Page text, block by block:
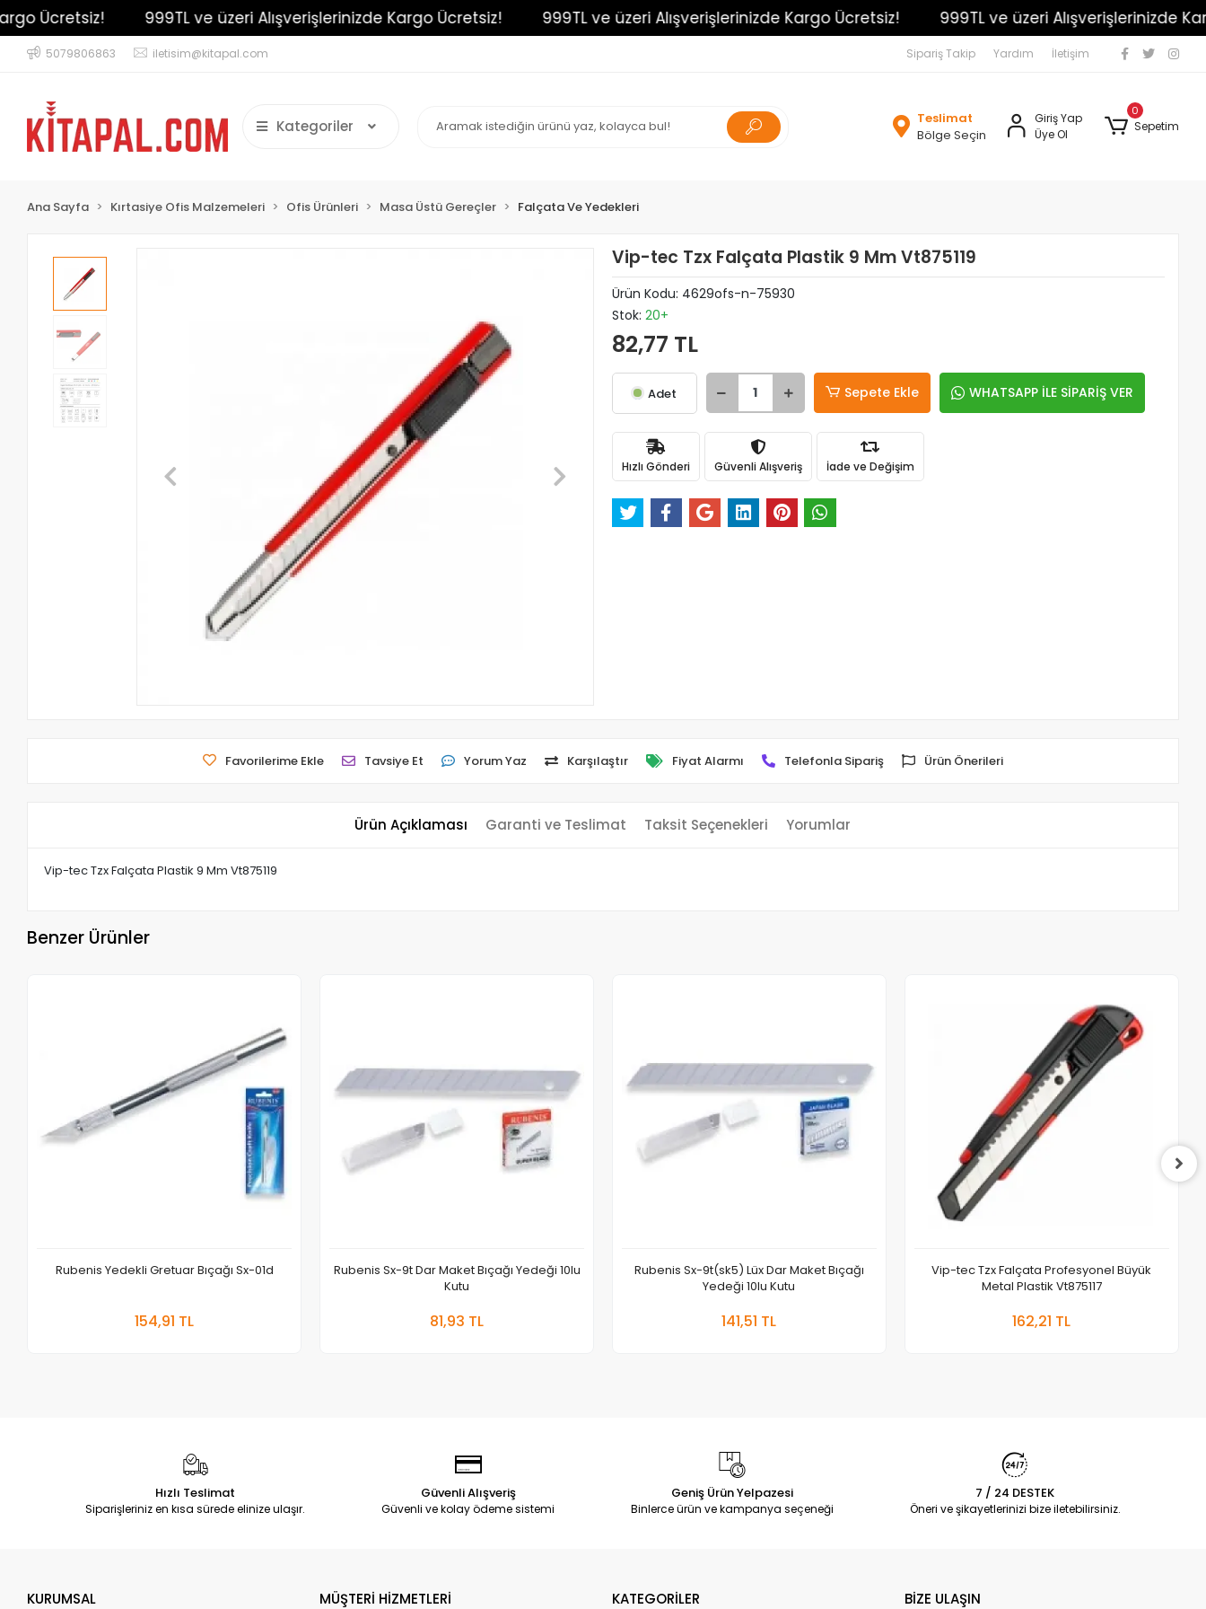
Ücretsiz! 999TL ve üzeri Alışverişlerinizde Kargo Ücretsiz! 999TL ve üzeri Alışverişlerinizde Kargo Ücretsiz! 999TL ve üzeri Alışverişlerinizde
5079806863 iletisim@kitapal.com Sipariş Takip Yardım İletişim
Kategoriler
Teslimat
Bölge Seçin
Giriş Yap
Üye Ol
0
Sepetim
Ana Sayfa Kırtasiye Ofis Malzemeleri Ofis Ürünleri Masa Üstü Gereçler Falçata Ve Yedekleri
Vip-tec Tzx Falçata Plastik 9 Mm Vt875119
Ürün Kodu: 4629ofs-n-75930
Stok: 20+
82,77 TL
Adet Sepete Ekle WHATSAPP İLE SİPARİŞ VER
Hızlı Gönderi Güvenli Alışveriş İade ve Değişim
Favorilerime Ekle Tavsiye Et Yorum Yaz Karşılaştır Fiyat Alarmı Telefonla Sipariş Ürün Önerileri
Ürün Açıklaması Garanti ve Teslimat Taksit Seçenekleri Yorumlar
Vip-tec Tzx Falçata Plastik 9 Mm Vt875119
Benzer Ürünler
Rubenis Yedekli Gretuar Bıçağı Sx-01d
154,91 TL
Rubenis Sx-9t Dar Maket Bıçağı Yedeği 10lu
Kutu
81,93 TL
Rubenis Sx-9t(sk5) Lüx Dar Maket Bıçağı
Yedeği 10lu Kutu
141,51 TL
Vip-tec Tzx Falçata Profesyonel Büyük
Metal Plastik Vt875117
162,21 TL
Hızlı Teslimat
Siparişleriniz en kısa sürede elinize ulaşır.
Güvenli Alışveriş
Güvenli ve kolay ödeme sistemi
Geniş Ürün Yelpazesi
Binlerce ürün ve kampanya seçeneği
7 / 24 DESTEK
Öneri ve şikayetlerinizi bize iletebilirsiniz.
KURUMSAL MÜŞTERİ HİZMETLERİ KATEGORİLER BİZE ULAŞIN